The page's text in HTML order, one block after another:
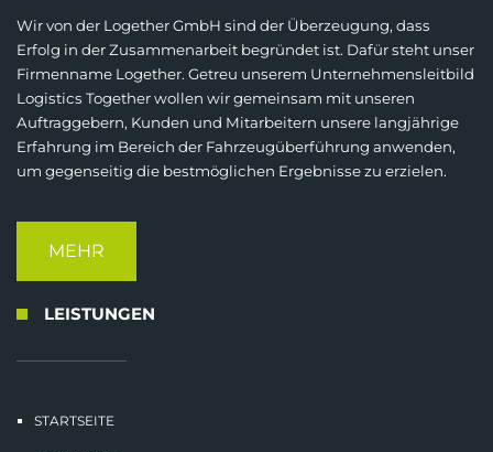
Wir von der Logether GmbH sind der Überzeugung, dass
Erfolg in der Zusammenarbeit begründet ist. Dafür steht unser
Firmenname Logether. Getreu unserem Unternehmensleitbild
Logistics Together wollen wir gemeinsam mit unseren
Auftraggebern, Kunden und Mitarbeitern unsere langjährige
Erfahrung im Bereich der Fahrzeugüberführung anwenden,
um gegenseitig die bestmöglichen Ergebnisse zu erzielen.
MEHR
LEISTUNGEN
STARTSEITE